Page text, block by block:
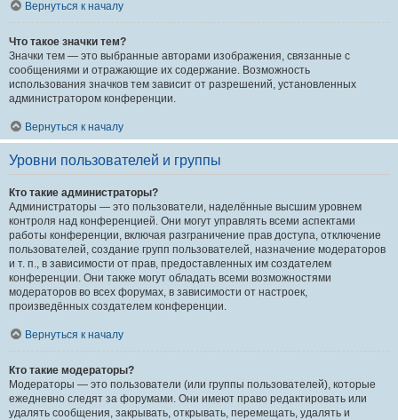
Вернуться к началу
Что такое значки тем?
Значки тем — это выбранные авторами изображения, связанные с
сообщениями и отражающие их содержание. Возможность
использования значков тем зависит от разрешений, установленных
администратором конференции.
Вернуться к началу
Уровни пользователей и группы
Кто такие администраторы?
Администраторы — это пользователи, наделённые высшим уровнем
контроля над конференцией. Они могут управлять всеми аспектами
работы конференции, включая разграничение прав доступа, отключение
пользователей, создание групп пользователей, назначение модераторов
и т. п., в зависимости от прав, предоставленных им создателем
конференции. Они также могут обладать всеми возможностями
модераторов во всех форумах, в зависимости от настроек,
произведённых создателем конференции.
Вернуться к началу
Кто такие модераторы?
Модераторы — это пользователи (или группы пользователей), которые
ежедневно следят за форумами. Они имеют право редактировать или
удалять сообщения, закрывать, открывать, перемещать, удалять и